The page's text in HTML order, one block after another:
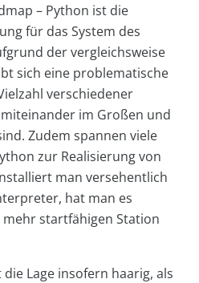
– Python ist die
für das System des
der vergleichsweise
sich eine problematische
verschiedener
im Großen und
Zudem spannen viele
zur Realisierung von
man versehentlich
hat man es
startfähigen Station
Lage insofern haarig, als